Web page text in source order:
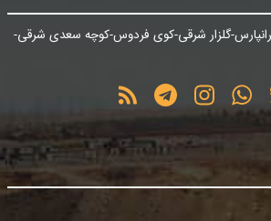
گلزار شرقی-کوی فردوس-کوچه سعدی شرقی-